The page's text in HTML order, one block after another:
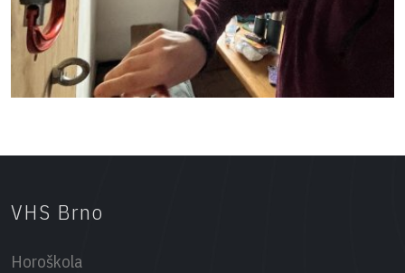
VHS Brno
Horoškola